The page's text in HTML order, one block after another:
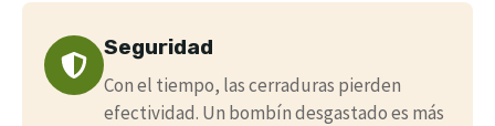
Seguridad
Con el tiempo, las cerraduras pierden
efectividad. Un bombín desgastado es más